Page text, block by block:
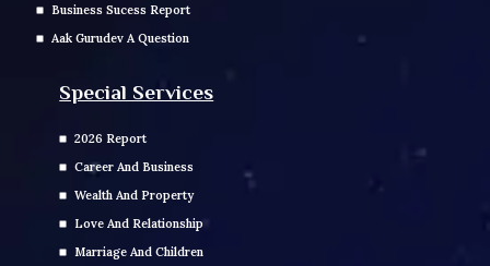
Business Sucess Report
Aak Gurudev A Question
Special Services
2026 Report
Career And Business
Wealth And Property
Love And Relationship
Marriage And Children